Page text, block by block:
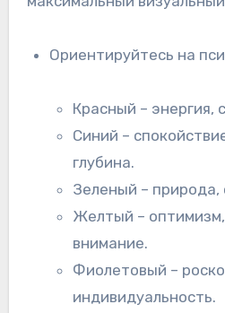
Ориентируйтесь на
Красный – энергия,
Синий –
глубина.
Зеленый – природа,
Желтый –
внимание.
Фиолетовый –
индивидуальность.